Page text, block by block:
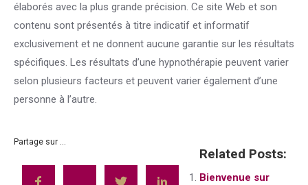
élaborés avec la plus grande précision. Ce site Web et son
contenu sont présentés à titre indicatif et informatif
exclusivement et ne donnent aucune garantie sur les résultats
spécifiques. Les résultats d’une hypnothérapie peuvent varier
selon plusieurs facteurs et peuvent varier également d’une
personne à l’autre.
Partage sur ...
Related Posts:
Bienvenue sur